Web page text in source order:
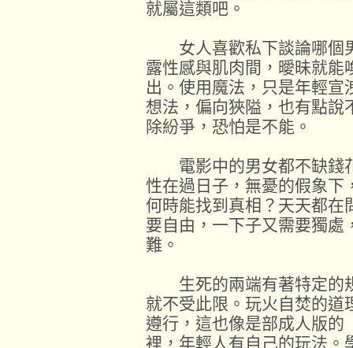
就屬這類吧。
女人喜歡私下談論哪個
露性感與肌肉間，曖昧就能
出。使用魔法，只是年輕宣
想法，偏向狹隘，也有點說
除紛爭，恐怕是不能。
電影中的男女都不缺錢
性在過日子，無憂的假象下
何時能找到真相？天天都在
要自由，一下子又需要獨處
難。
生死的兩端有著特定的
就不受此限。玩火自焚的道
遵行，這也像是部成人版的
裡，年輕人有自己的玩法。